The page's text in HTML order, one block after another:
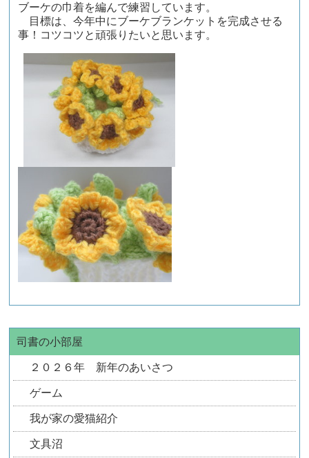
ブーケの巾着を編んで練習しています。
目標は、今年中にブーケブランケットを完成させる
事！コツコツと頑張りたいと思います。
司書の小部屋
２０２６年 新年のあいさつ
ゲーム
我が家の愛猫紹介
文具沼